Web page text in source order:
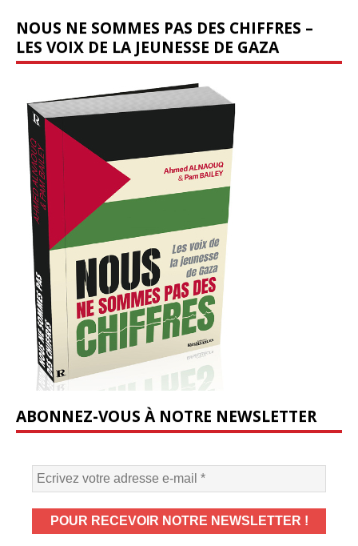
NOUS NE SOMMES PAS DES CHIFFRES –
LES VOIX DE LA JEUNESSE DE GAZA
ABONNEZ-VOUS À NOTRE NEWSLETTER